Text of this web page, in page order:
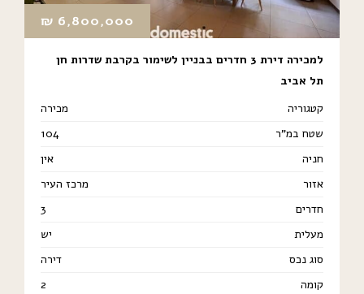
6,800,000
₪
למכירה דירת 3 חדרים בבניין לשימור בקרבת שדרות חן
תל אביב
קטגוריה
מכירה
שטח במ"ר
104
חניה
אין
אזור
מרכז העיר
חדרים
3
מעלית
יש
סוג נכס
דירה
קומה
2